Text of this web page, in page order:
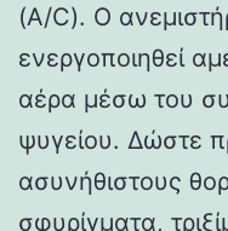
(A/C). Ο
ενεργοποιηθεί
αέρα μέσω του
ψυγείου. Δώστε
ασυνήθιστους
σφυρίγματα,